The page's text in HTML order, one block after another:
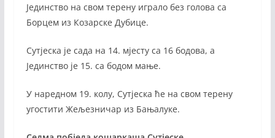
Јединство на свом терену играло без голова са
Борцем из Козарске Дубице.
Сутјеска је сада на 14. мјесту са 16 бодова, а
Јединство је 15. са бодом мање.
У наредном 19. колу, Сутјеска ће на свом терену
угостити Жељезничар из Бањалуке.